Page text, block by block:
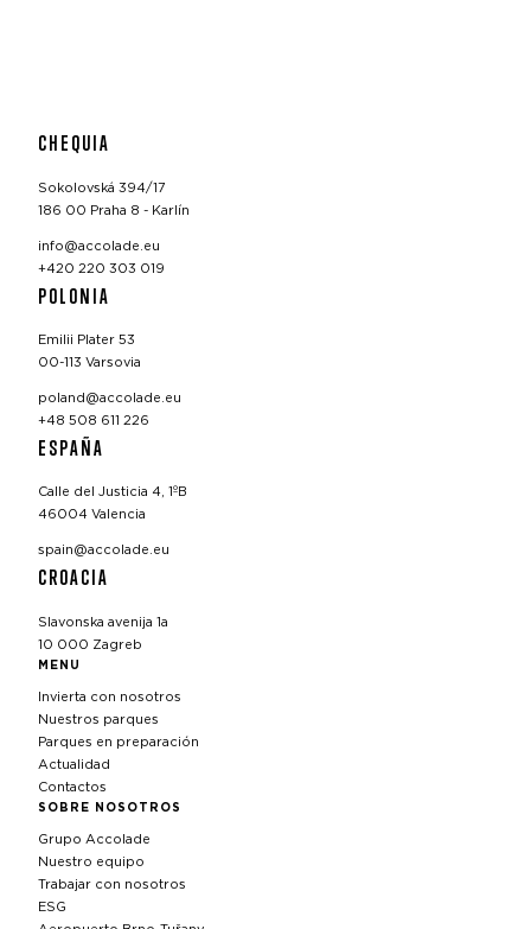
CHEQUIA
Sokolovská 394/17
186 00 Praha 8 - Karlín
info@accolade.eu
+420 220 303 019
POLONIA
Emilii Plater 53
00-113 Varsovia
poland@accolade.eu
+48 508 611 226
ESPAÑA
Calle del Justicia 4, 1ºB
46004 Valencia
spain@accolade.eu
CROACIA
Slavonska avenija 1a
10 000 Zagreb
MENU
Invierta con nosotros
Nuestros parques
Parques en preparación
Actualidad
Contactos
SOBRE NOSOTROS
Grupo Accolade
Nuestro equipo
Trabajar con nosotros
ESG